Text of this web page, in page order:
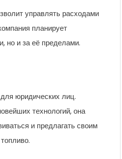
управлять расходами
планирует
но и за её пределами.
юридических лиц.
технологий, она
и предлагать своим